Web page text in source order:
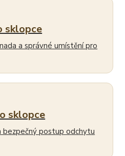
sklopce
a správné umístění pro
sklopce
bezpečný postup odchytu